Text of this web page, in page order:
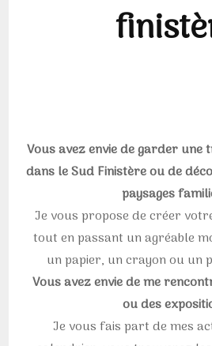
Vous avez envie de garder
dans le Sud Finistère ou de
paysages
Je vous propose de créer
tout en passant un agréable
un papier, un crayon ou un
Vous avez envie de me
ou des
Je vous fais part de mes